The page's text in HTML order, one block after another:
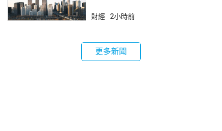
財經 2小時前
更多新聞